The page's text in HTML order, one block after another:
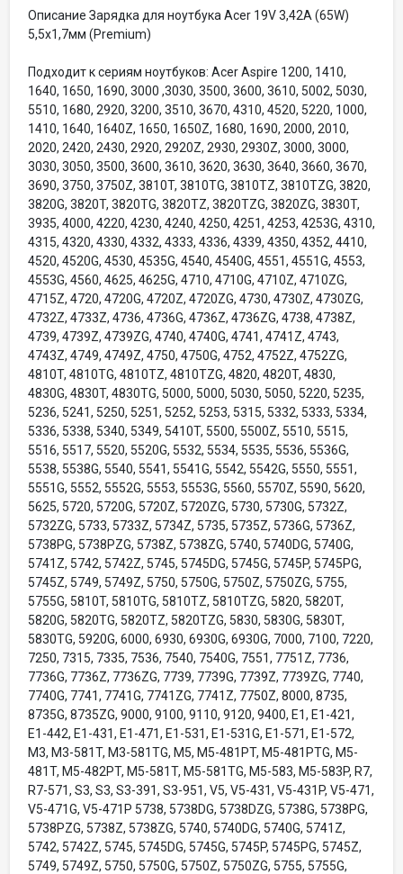
Описание Зарядка для ноутбука Acer 19V 3,42A (65W)
5,5x1,7мм (Premium)
Подходит к сериям ноутбуков: Acer Aspire 1200, 1410,
1640, 1650, 1690, 3000 ,3030, 3500, 3600, 3610, 5002, 5030,
5510, 1680, 2920, 3200, 3510, 3670, 4310, 4520, 5220, 1000,
1410, 1640, 1640Z, 1650, 1650Z, 1680, 1690, 2000, 2010,
2020, 2420, 2430, 2920, 2920Z, 2930, 2930Z, 3000, 3000,
3030, 3050, 3500, 3600, 3610, 3620, 3630, 3640, 3660, 3670,
3690, 3750, 3750Z, 3810T, 3810TG, 3810TZ, 3810TZG, 3820,
3820G, 3820T, 3820TG, 3820TZ, 3820TZG, 3820ZG, 3830T,
3935, 4000, 4220, 4230, 4240, 4250, 4251, 4253, 4253G, 4310,
4315, 4320, 4330, 4332, 4333, 4336, 4339, 4350, 4352, 4410,
4520, 4520G, 4530, 4535G, 4540, 4540G, 4551, 4551G, 4553,
4553G, 4560, 4625, 4625G, 4710, 4710G, 4710Z, 4710ZG,
4715Z, 4720, 4720G, 4720Z, 4720ZG, 4730, 4730Z, 4730ZG,
4732Z, 4733Z, 4736, 4736G, 4736Z, 4736ZG, 4738, 4738Z,
4739, 4739Z, 4739ZG, 4740, 4740G, 4741, 4741Z, 4743,
4743Z, 4749, 4749Z, 4750, 4750G, 4752, 4752Z, 4752ZG,
4810T, 4810TG, 4810TZ, 4810TZG, 4820, 4820T, 4830,
4830G, 4830T, 4830TG, 5000, 5000, 5030, 5050, 5220, 5235,
5236, 5241, 5250, 5251, 5252, 5253, 5315, 5332, 5333, 5334,
5336, 5338, 5340, 5349, 5410T, 5500, 5500Z, 5510, 5515,
5516, 5517, 5520, 5520G, 5532, 5534, 5535, 5536, 5536G,
5538, 5538G, 5540, 5541, 5541G, 5542, 5542G, 5550, 5551,
5551G, 5552, 5552G, 5553, 5553G, 5560, 5570Z, 5590, 5620,
5625, 5720, 5720G, 5720Z, 5720ZG, 5730, 5730G, 5732Z,
5732ZG, 5733, 5733Z, 5734Z, 5735, 5735Z, 5736G, 5736Z,
5738PG, 5738PZG, 5738Z, 5738ZG, 5740, 5740DG, 5740G,
5741Z, 5742, 5742Z, 5745, 5745DG, 5745G, 5745P, 5745PG,
5745Z, 5749, 5749Z, 5750, 5750G, 5750Z, 5750ZG, 5755,
5755G, 5810T, 5810TG, 5810TZ, 5810TZG, 5820, 5820T,
5820G, 5820TG, 5820TZ, 5820TZG, 5830, 5830G, 5830T,
5830TG, 5920G, 6000, 6930, 6930G, 6930G, 7000, 7100, 7220,
7250, 7315, 7335, 7536, 7540, 7540G, 7551, 7751Z, 7736,
7736G, 7736Z, 7736ZG, 7739, 7739G, 7739Z, 7739ZG, 7740,
7740G, 7741, 7741G, 7741ZG, 7741Z, 7750Z, 8000, 8735,
8735G, 8735ZG, 9000, 9100, 9110, 9120, 9400, E1, E1-421,
E1-442, E1-431, E1-471, E1-531, E1-531G, E1-571, E1-572,
M3, M3-581T, M3-581TG, M5, M5-481PT, M5-481PTG, M5-
481T, M5-482PT, M5-581T, M5-581TG, M5-583, M5-583P, R7,
R7-571, S3, S3, S3-391, S3-951, V5, V5-431, V5-431P, V5-471,
V5-471G, V5-471P 5738, 5738DG, 5738DZG, 5738G, 5738PG,
5738PZG, 5738Z, 5738ZG, 5740, 5740DG, 5740G, 5741Z,
5742, 5742Z, 5745, 5745DG, 5745G, 5745P, 5745PG, 5745Z,
5749, 5749Z, 5750, 5750G, 5750Z, 5750ZG, 5755, 5755G,